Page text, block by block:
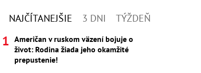
NAJČÍTANEJŠIE 3 DNI TÝŽDEŇ
Američan v ruskom väzení bojuje o
život: Rodina žiada jeho okamžité
prepustenie!